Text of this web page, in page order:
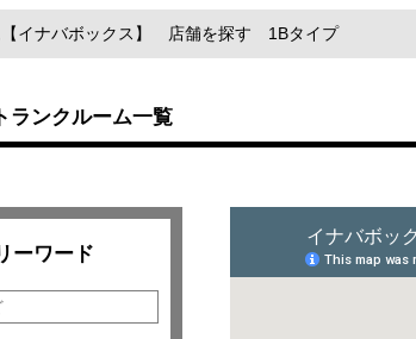
イナバボックス】 店舗を探す 1Bタイプ
ランクルーム一覧
ーワード